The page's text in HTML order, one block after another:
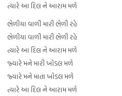
ત્યારે આ દિલ ને આરામ મળે
ભેળીયા વાળી મારી ભેળી રહે
ભેળીયા વાળી મારી ભેળી રહે
ત્યારે આ દિલ ને આરામ મળે
જ્યારે મને મારી ખોડલ મળે
જ્યારે મને માતા ખોડલ મળે
ત્યારે આ દિલ ને આરામ મળે